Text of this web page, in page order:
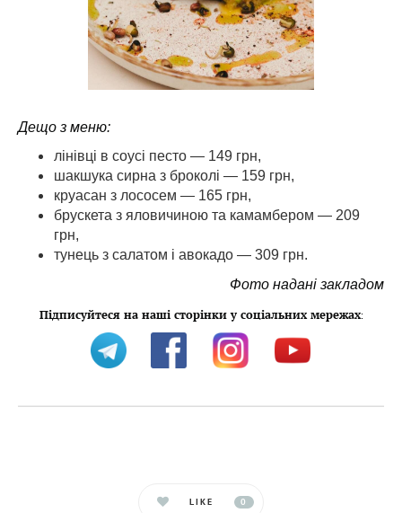
Дещо з меню:
лінівці в соусі песто — 149 грн,
шакшука сирна з броколі — 159 грн,
круасан з лососем — 165 грн,
брускета з яловичиною та камамбером — 209
грн,
тунець з салатом і авокадо — 309 грн.
Фото надані закладом
Підписуйтеся на наші сторінки у соціальних мережах:
LIKE 0